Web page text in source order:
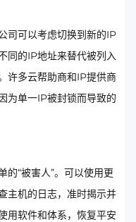
司可以考虑切换到新的IP
同的IP地址来替代被列入
许多云帮助商和IP提供商
为单一IP被封锁而导致的
的“被害人”。可以使用更
主机的日志，准时揭示并
用软件和体系，恢复平安